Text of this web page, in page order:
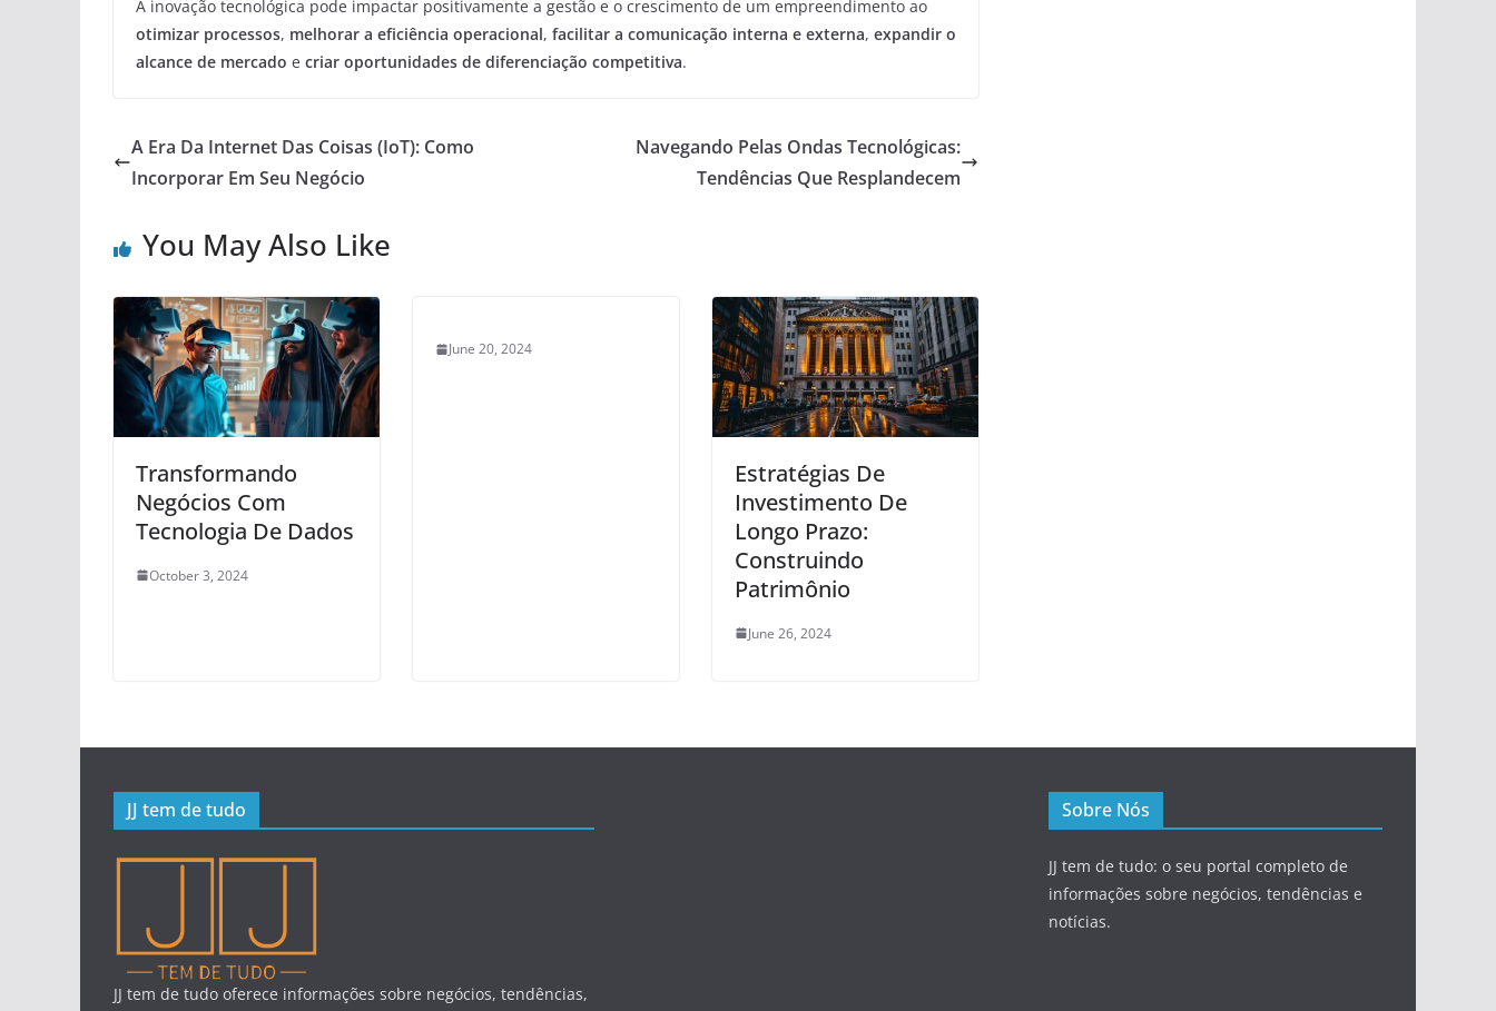
A inovação tecnológica pode impactar positivamente a gestão e o crescimento de um empreendimento ao
otimizar processos, melhorar a eficiência operacional, facilitar a comunicação interna e externa, expandir o
alcance de mercado e criar oportunidades de diferenciação competitiva.
A Era Da Internet Das Coisas (IoT): Como
Incorporar Em Seu Negócio
Navegando Pelas Ondas Tecnológicas:
Tendências Que Resplandecem
You May Also Like
Transformando
Negócios Com
Tecnologia De Dados
October 3, 2024
June 20, 2024
Estratégias De
Investimento De
Longo Prazo:
Construindo
Patrimônio
June 26, 2024
JJ tem de tudo
JJ tem de tudo oferece informações sobre negócios, tendências,
Sobre Nós
JJ tem de tudo: o seu portal completo de
informações sobre negócios, tendências e
notícias.